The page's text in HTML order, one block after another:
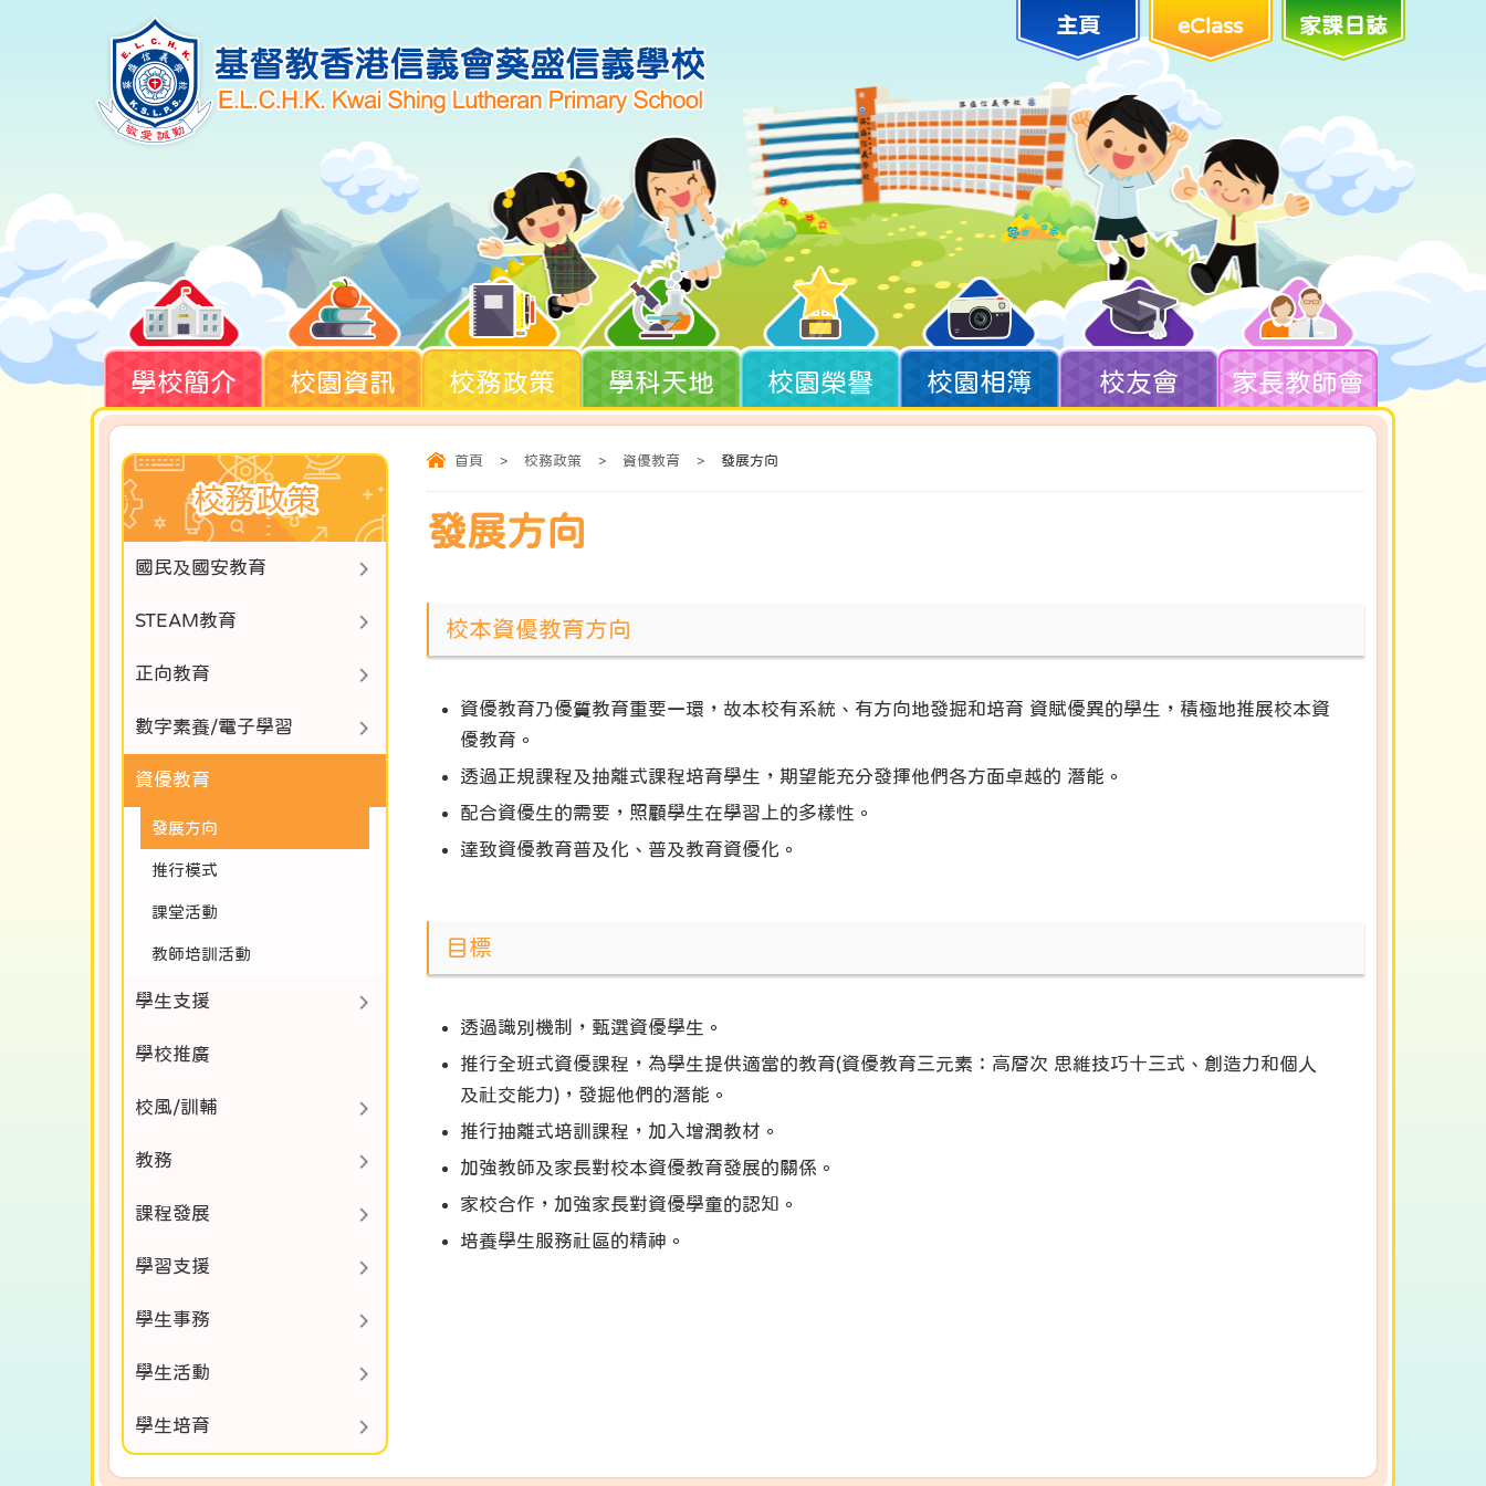
主頁 eClass 家課日誌
學校簡介 校園資訊 校務政策 學科天地 校園榮譽 校園相簿 校友會 家長教師會
首頁 > 校務政策 > 資優教育 > 發展方向
發展方向
校本資優教育方向
資優教育乃優質教育重要一環，故本校有系統、有方向地發掘和培育 資賦優異的學生，積極地推展校本資
優教育。
透過正規課程及抽離式課程培育學生，期望能充分發揮他們各方面卓越的 潛能。
配合資優生的需要，照顧學生在學習上的多樣性。
達致資優教育普及化、普及教育資優化。
目標
透過識別機制，甄選資優學生。
推行全班式資優課程，為學生提供適當的教育(資優教育三元素：高層次 思維技巧十三式、創造力和個人
及社交能力)，發掘他們的潛能。
推行抽離式培訓課程，加入增潤教材。
加強教師及家長對校本資優教育發展的關係。
家校合作，加強家長對資優學童的認知。
培養學生服務社區的精神。
校務政策
國民及國安教育
STEAM教育
正向教育
數字素養/電子學習
資優教育
發展方向
推行模式
課堂活動
教師培訓活動
學生支援
學校推廣
校風/訓輔
教務
課程發展
學習支援
學生事務
學生活動
學生培育